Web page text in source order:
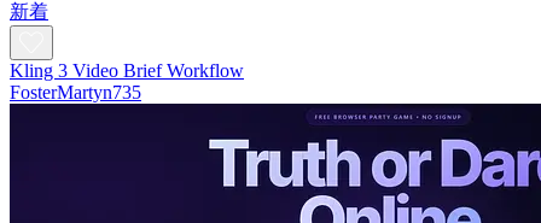
新着
Kling 3 Video Brief Workflow
FosterMartyn735